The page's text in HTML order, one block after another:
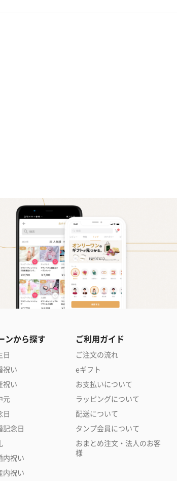
ンから探す
日
祝い
祝い
元
日
記念日
内祝い
内祝い
ご利用ガイド
ご注文の流れ
eギフト
お支払いについて
ラッピングについて
配送について
タンプ会員について
おまとめ注文・法人のお客
様